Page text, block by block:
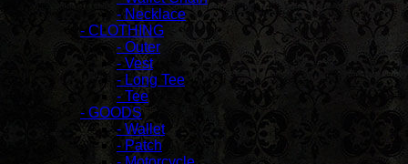
- Necklace
- CLOTHING
- Outer
- Vest
- Long Tee
- Tee
- GOODS
- Wallet
- Patch